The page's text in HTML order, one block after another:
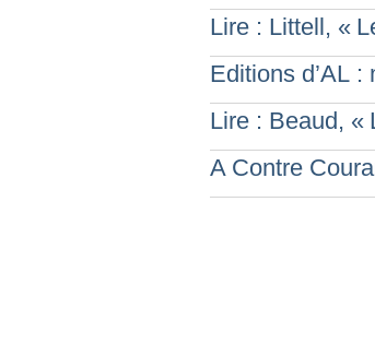
Lire : Littell, «
Editions d’AL :
Lire : Beaud, «
A Contre